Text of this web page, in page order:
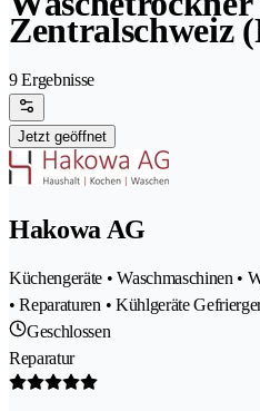
Zentralschweiz
9 Ergebnisse
Jetzt geöffnet
Hakowa AG
Küchengeräte • Waschmaschinen •
• Reparaturen • Kühlgeräte
Geschlossen
Reparatur